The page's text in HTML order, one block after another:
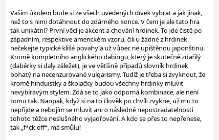
Vaším úkolem bude si ze všech uvedených dívek vybrat a jak jinak,
než to s nimi dotáhnout do zdárného konce. V čem je ale tato hra
tak unikátní? První věcí je akcent a chování hrdinek. To jde čistě po
západním, respektive americkém vzoru, čili u žádné z hrdinek
nečekejte typické klišé povahy a už vůbec ne upištěnou japonštinu.
Kromě kompletního anglického dabingu, který je skutečně zdařilý
(dabérky si daly záležet), je ve většině případů slovník hrdinek
bohatý na necenzurované vulgarismy. Tudíž je třeba si zvyknout, že
kromě hinduistky a školačky budou všechny hrdinky mluvit
nevybíravým stylem. Zdá se to jako odporná kombinace, ale není
tomu tak. Naopak, když si na to člověk po chvíli zvykne, už mu to
nepřijde a nebojím se mluvit ani o následné nepostradatelnosti
tohoto těžce neslušného vyjadřování. A kdo se přes to nepřenese,
tak „f*ck off“, má smůlu!